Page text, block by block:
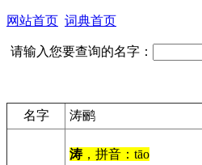
网站首页 词典首页
请输入您要查询的名字：
名字 涛鹂
涛，拼音：tāo